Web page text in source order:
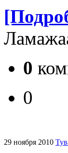
0
0
29 ноября 2010